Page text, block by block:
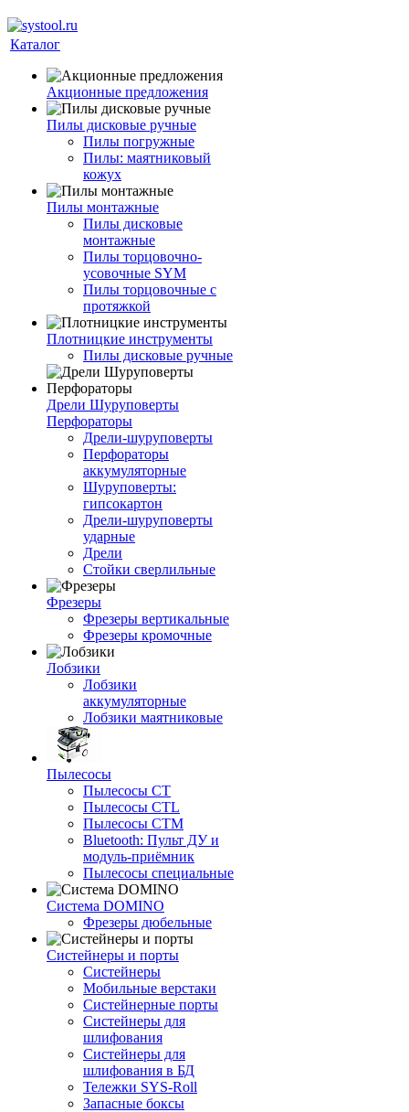
Каталог
Акционные предложения
Пилы дисковые ручные
Пилы погружные
Пилы: маятниковый
кожух
Пилы монтажные
Пилы дисковые
монтажные
Пилы торцовочно-
усовочные SYM
Пилы торцовочные с
протяжкой
Плотницкие инструменты
Пилы дисковые ручные
Дрели Шуруповерты
Перфораторы
Дрели-шуруповерты
Перфораторы
аккумуляторные
Шуруповерты:
гипсокартон
Дрели-шуруповерты
ударные
Дрели
Стойки сверлильные
Фрезеры
Фрезеры вертикальные
Фрезеры кромочные
Лобзики
Лобзики
аккумуляторные
Лобзики маятниковые
Пылесосы
Пылесосы CT
Пылесосы CTL
Пылесосы CTM
Bluetooth: Пульт ДУ и
модуль-приёмник
Пылесосы специальные
Система DOMINO
Фрезеры дюбельные
Систейнеры и порты
Систейнеры
Мобильные верстаки
Систейнерные порты
Систейнеры для
шлифования
Систейнеры для
шлифования в БД
Тележки SYS-Roll
Запасные боксы